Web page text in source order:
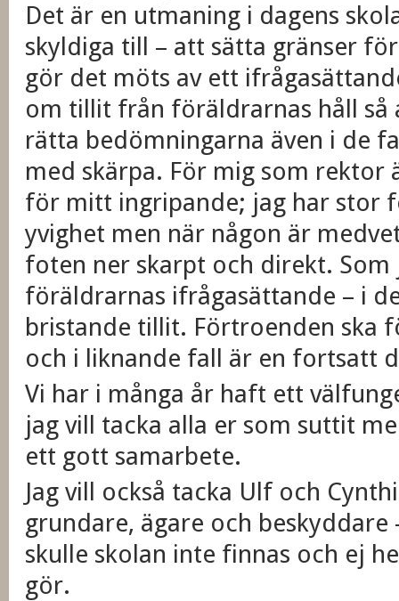
Det är en utmaning i dagens
skyldiga till – att sätta gränser
gör det möts av ett
om tillit från föräldrarnas håll så
rätta bedömningarna även i de
med skärpa. För mig som rektor
för mitt ingripande; jag har stor
yvighet men när någon är
foten ner skarpt och direkt.
föräldrarnas ifrågasättande – i
bristande tillit. Förtroenden ska
och i liknande fall är en fortsatt
Vi har i många år haft ett
jag vill tacka alla er som suttit
ett gott samarbete.
Jag vill också tacka Ulf och
grundare, ägare och
skulle skolan inte finnas och ej
gör.